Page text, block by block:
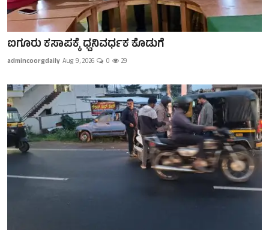
ಐಗೂರು ಕಸಾಪಕ್ಕೆ ಧ್ವನಿವರ್ಧಕ ಕೊಡುಗೆ
admincoorgdaily Aug 9, 2026 0 29